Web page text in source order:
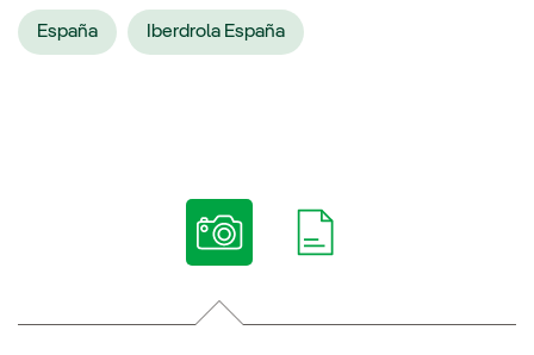
España Iberdrola España